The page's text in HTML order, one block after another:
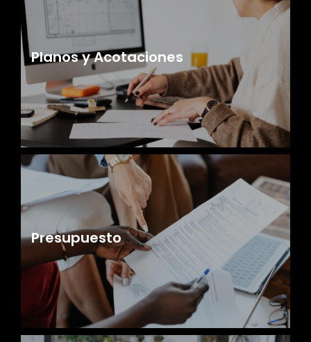
Planos y Acotaciones
Presupuesto